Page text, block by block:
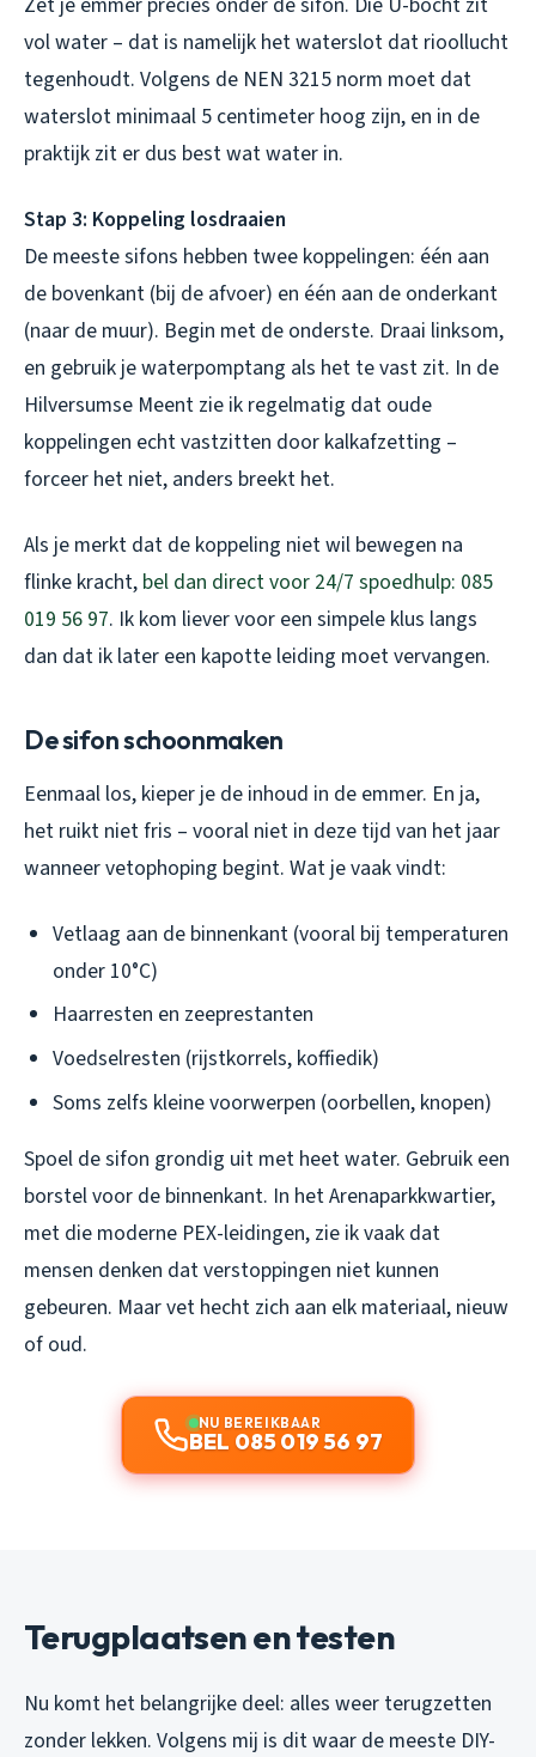
vol water – dat is namelijk het waterslot dat rioollucht
tegenhoudt. Volgens de NEN 3215 norm moet dat
waterslot minimaal 5 centimeter hoog zijn, en in de
praktijk zit er dus best wat water in.
Stap 3: Koppeling losdraaien
De meeste sifons hebben twee koppelingen: één aan
de bovenkant (bij de afvoer) en één aan de onderkant
(naar de muur). Begin met de onderste. Draai linksom,
en gebruik je waterpomptang als het te vast zit. In de
Hilversumse Meent zie ik regelmatig dat oude
koppelingen echt vastzitten door kalkafzetting –
forceer het niet, anders breekt het.
Als je merkt dat de koppeling niet wil bewegen na
flinke kracht, bel dan direct voor 24/7 spoedhulp: 085
019 56 97. Ik kom liever voor een simpele klus langs
dan dat ik later een kapotte leiding moet vervangen.
De sifon schoonmaken
Eenmaal los, kieper je de inhoud in de emmer. En ja,
het ruikt niet fris – vooral niet in deze tijd van het jaar
wanneer vetophoping begint. Wat je vaak vindt:
Vetlaag aan de binnenkant (vooral bij temperaturen
onder 10°C)
Haarresten en zeeprestanten
Voedselresten (rijstkorrels, koffiedik)
Soms zelfs kleine voorwerpen (oorbellen, knopen)
Spoel de sifon grondig uit met heet water. Gebruik een
borstel voor de binnenkant. In het Arenaparkkwartier,
met die moderne PEX-leidingen, zie ik vaak dat
mensen denken dat verstoppingen niet kunnen
gebeuren. Maar vet hecht zich aan elk materiaal, nieuw
of oud.
NU BEREIKBAAR
BEL 085 019 56 97
Terugplaatsen en testen
Nu komt het belangrijke deel: alles weer terugzetten
zonder lekken. Volgens mij is dit waar de meeste DIY-